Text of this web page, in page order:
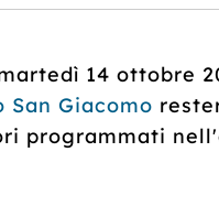
14 ottobre
San Giacomo
programmati